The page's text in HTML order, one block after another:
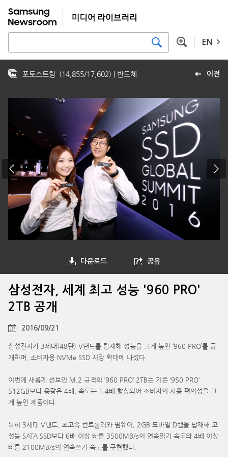
EN
이전
포토스트림 (14,855/17,602) | 반도체
다운로드 공유
삼성전자, 세계 최고 성능 '960 PRO'
2TB 공개
2016/09/21
삼성전자가 3세대(48단) V낸드를 탑재해 성능을 크게 높인 ‘960 PRO’를 공
개하며, 소비자용 NVMe SSD 시장 확대에 나섰다.
이번에 새롭게 선보인 M.2 규격의 ‘960 PRO’ 2TB는 기존 ‘950 PRO’
512GB보다 용량은 4배, 속도는 1.4배 향상되어 소비자의 사용 편의성을 크
게 높인 제품이다.
특히 3세대 V낸드, 초고속 컨트롤러와 펌웨어, 2GB 모바일 D램을 탑재해 고
성능 SATA SSD보다 6배 이상 빠른 3500MB/s의 연속읽기 속도와 4배 이상
빠른 2100MB/s의 연속쓰기 속도를 구현했다.